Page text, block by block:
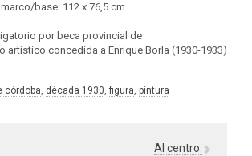
base: 112 x 76,5 cm
por beca provincial de
artístico concedida a Enrique Borla (1930-1933)
córdoba, década 1930, figura, pintura
Al centro